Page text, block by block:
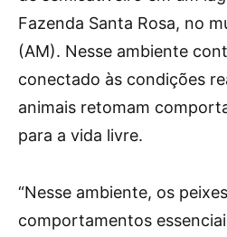
Fazenda Santa Rosa, no
(AM). Nesse ambiente
conectado às condições
animais retomam
para a vida livre.
“Nesse ambiente, os
comportamentos